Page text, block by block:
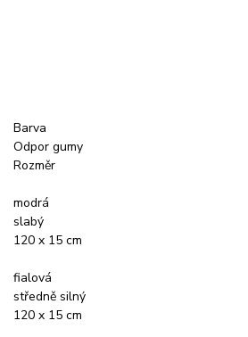
Barva
Odpor gumy
Rozměr
modrá
slabý
120 x 15 cm
fialová
středně silný
120 x 15 cm